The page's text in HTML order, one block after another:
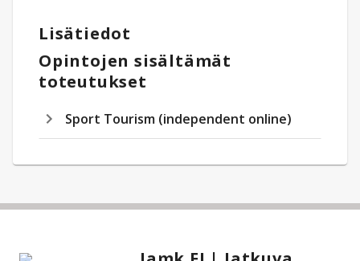
Lisätiedot
Opintojen sisältämät
toteutukset
Sport Tourism (independent online)